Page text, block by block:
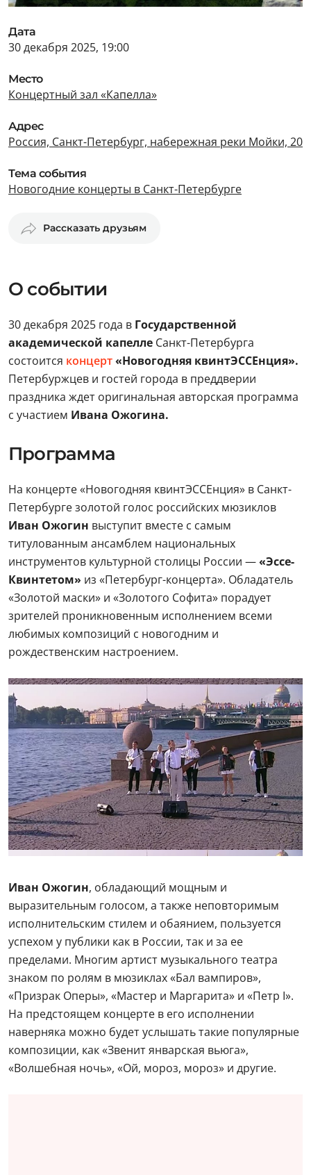
Дата
30 декабря 2025, 19:00
Место
Концертный зал «Капелла»
Адрес
Россия, Санкт-Петербург, набережная реки Мойки, 20
Тема события
Новогодние концерты в Санкт-Петербурге
Рассказать друзьям
О событии
30 декабря 2025 года в Государственной
академической капелле Санкт-Петербурга
состоится концерт«Новогодняя квинтЭССЕнция».
Петербуржцев и гостей города в преддверии
праздника ждет оригинальная авторская программа
с участием Ивана Ожогина.
Программа
На концерте «Новогодняя квинтЭССЕнция» в Санкт-
Петербурге золотой голос российских мюзиклов
Иван Ожогин выступит вместе с самым
титулованным ансамблем национальных
инструментов культурной столицы России —«Эссе-
Квинтетом» из «Петербург-концерта». Обладатель
«Золотой маски» и «Золотого Софита» порадует
зрителей проникновенным исполнением всеми
любимых композиций с новогодним и
рождественским настроением.
Иван Ожогин, обладающий мощным и
выразительным голосом, а также неповторимым
исполнительским стилем и обаянием, пользуется
успехом у публики как в России, так и за ее
пределами. Многим артист музыкального театра
знаком по ролям в мюзиклах «Бал вампиров»,
«Призрак Оперы», «Мастер и Маргарита» и «Петр I».
На предстоящем концерте в его исполнении
наверняка можно будет услышать такие популярные
композиции, как «Звенит январская вьюга»,
«Волшебная ночь», «Ой, мороз, мороз» и другие.